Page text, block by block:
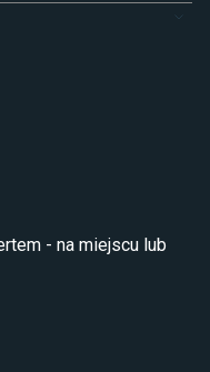
- na miejscu lub